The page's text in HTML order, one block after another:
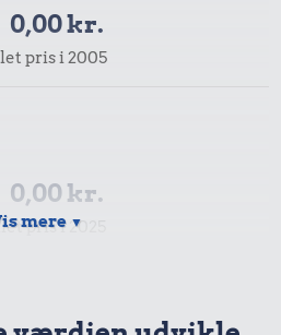
0,00 kr.
pris i 2005
0,00 kr.
pris i 2025
indkøbskurv gennem tiderne.
mere ▼